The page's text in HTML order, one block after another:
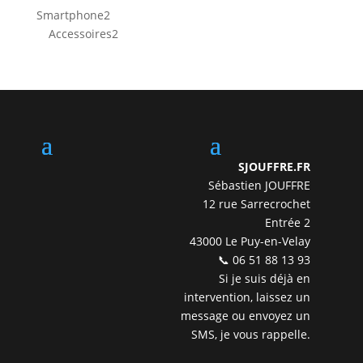
produits
Smartphone22
produits
Accessoires22
SJOUFFRE.FR
Sébastien JOUFFRE
12 rue Sarrecrochet
Entrée 2
43000 Le Puy-en-Velay
📞 06 51 88 13 93
Si je suis déjà en
intervention, laissez un
message ou envoyez un
SMS, je vous rappelle.